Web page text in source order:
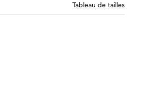
Tableau de tailles